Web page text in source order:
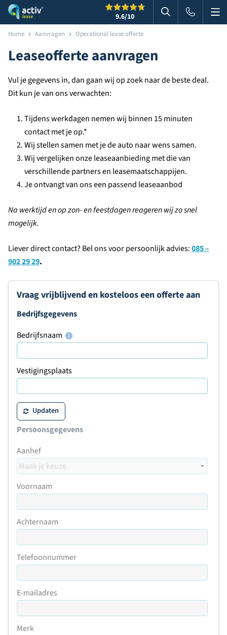
9.6/10 Zoeken in
Home Aanvragen Operational lease offerte
Leaseofferte aanvragen
Vul je gegevens in, dan gaan wij op zoek naar de beste deal.
Dit kun je van ons verwachten:
Tijdens werkdagen nemen wij binnen 15 minuten
contact met je op.*
Wij stellen samen met je de auto naar wens samen.
Wij vergelijken onze leaseaanbieding met die van
verschillende partners en leasemaatschappijen.
Je ontvangt van ons een passend leaseaanbod
Na werktijd en op zon- en feestdagen reageren wij zo snel
mogelijk.
Liever direct contact? Bel ons voor persoonlijk advies:085 –
902 29 29.
Vraag vrijblijvend en kosteloos een offerte aan
Bedrijfsgegevens
Bedrijfsnaam
Vestigingsplaats
Updaten
Persoonsgegevens
Aanhef
Voornaam
Achternaam
Telefoonnummer
E-mailadres
Merk